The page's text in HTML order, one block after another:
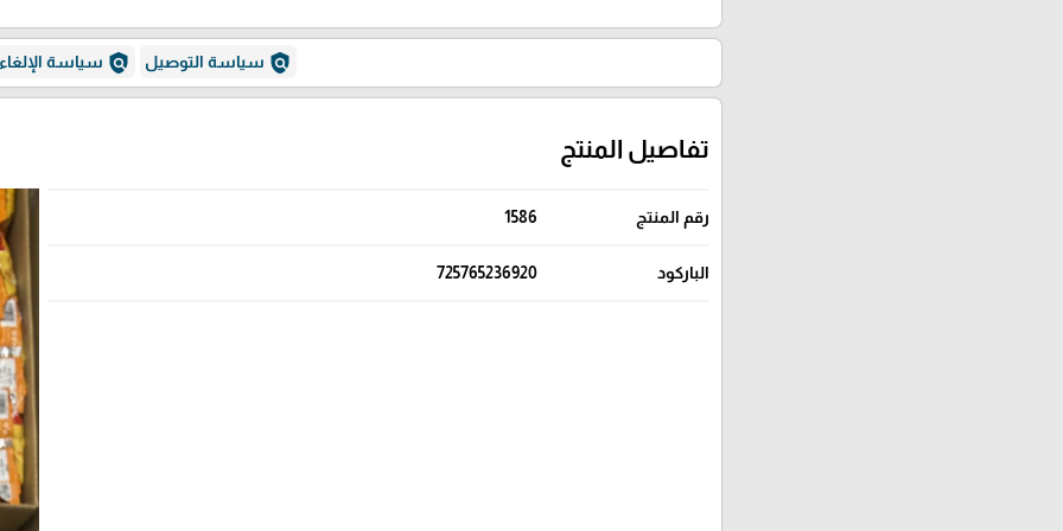
policy سياسة التوصيل policy سياسة الإلغاء
تفاصيل المنتج
رقم المنتج 1586
الباركود 725765236920